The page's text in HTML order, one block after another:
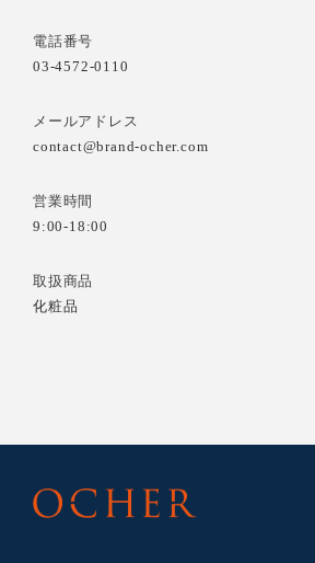
電話番号
03-4572-0110
メールアドレス
contact@brand-ocher.com
営業時間
9:00-18:00
取扱商品
化粧品